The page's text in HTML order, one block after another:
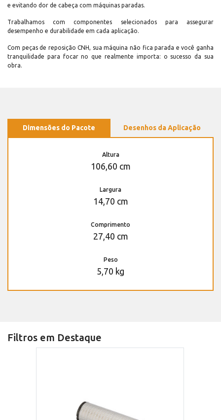
e evitando dor de cabeça com máquinas paradas.
Trabalhamos com componentes selecionados para assegurar
desempenho e durabilidade em cada aplicação.
Com peças de reposição CNH, sua máquina não fica parada e você ganha
tranquilidade para focar no que realmente importa: o sucesso da sua
obra.
Dimensões do Pacote Desenhos da Aplicação
Altura
106,60 cm
Largura
14,70 cm
Comprimento
27,40 cm
Peso
5,70 kg
Filtros em Destaque